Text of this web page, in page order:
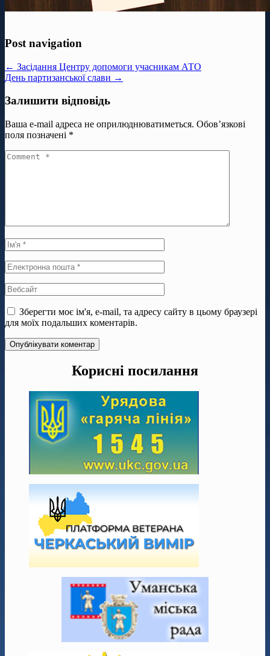
Post navigation
← Засідання Центру допомоги учасникам АТО
День партизанської слави →
Залишити відповідь
Ваша e-mail адреса не оприлюднюватиметься. Обов’язкові
поля позначені *
Зберегти моє ім'я, e-mail, та адресу сайту в цьому браузері
для моїх подальших коментарів.
Корисні посилання